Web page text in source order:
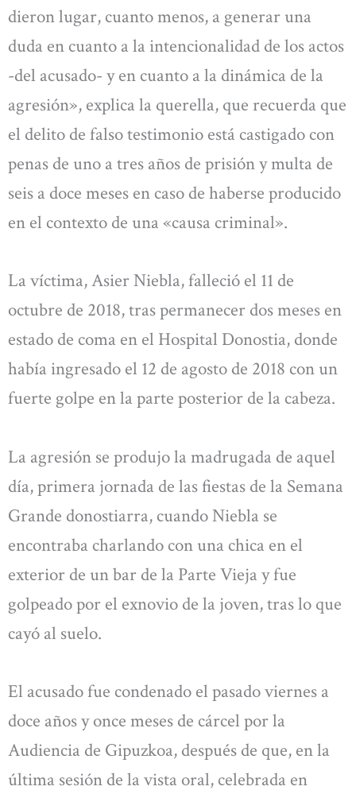
dieron lugar, cuanto menos, a generar una
duda en cuanto a la intencionalidad de los actos
-del acusado- y en cuanto a la dinámica de la
agresión», explica la querella, que recuerda que
el delito de falso testimonio está castigado con
penas de uno a tres años de prisión y multa de
seis a doce meses en caso de haberse producido
en el contexto de una «causa criminal».
La víctima, Asier Niebla, falleció el 11 de
octubre de 2018, tras permanecer dos meses en
estado de coma en el Hospital Donostia, donde
había ingresado el 12 de agosto de 2018 con un
fuerte golpe en la parte posterior de la cabeza.
La agresión se produjo la madrugada de aquel
día, primera jornada de las fiestas de la Semana
Grande donostiarra, cuando Niebla se
encontraba charlando con una chica en el
exterior de un bar de la Parte Vieja y fue
golpeado por el exnovio de la joven, tras lo que
cayó al suelo.
El acusado fue condenado el pasado viernes a
doce años y once meses de cárcel por la
Audiencia de Gipuzkoa, después de que, en la
última sesión de la vista oral, celebrada en